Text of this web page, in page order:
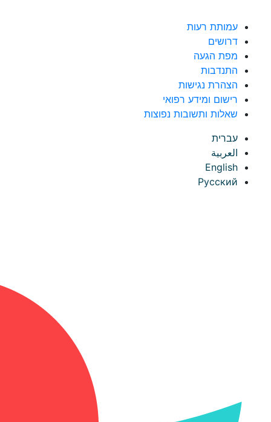
עמותת רעות
דרושים
מפת הגעה
התנדבות
הצהרת נגישות
רישום ומידע רפואי
שאלות ותשובות נפוצות
עברית
العربية
English
Русский